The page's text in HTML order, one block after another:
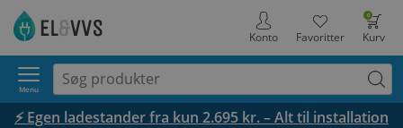
0
Kurv
Favoritter
Konto
Menu
⚡ Egen ladestander fra kun 2.695 kr. – Alt til installation